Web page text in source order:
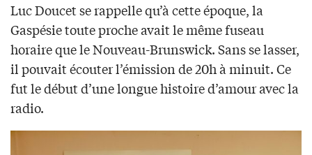
Luc Doucet se rappelle qu’à cette époque, la
Gaspésie toute proche avait le même fuseau
horaire que le Nouveau-Brunswick. Sans se lasser,
il pouvait écouter l’émission de 20h à minuit. Ce
fut le début d’une longue histoire d’amour avec la
radio.